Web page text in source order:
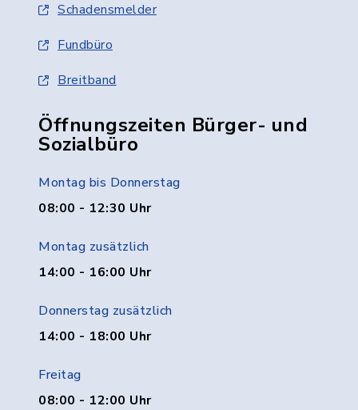
Schadensmelder
Fundbüro
Breitband
Öffnungszeiten Bürger- und
Sozialbüro
Montag bis Donnerstag
08:00 - 12:30 Uhr
Montag zusätzlich
14:00 - 16:00 Uhr
Donnerstag zusätzlich
14:00 - 18:00 Uhr
Freitag
08:00 - 12:00 Uhr